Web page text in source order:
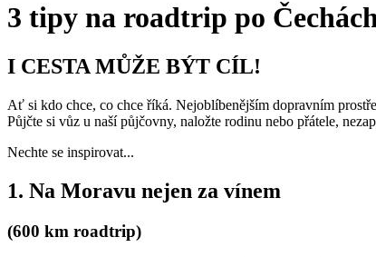
3 tipy na roadtrip po
I CESTA MŮŽE BÝT CÍL!
Ať si kdo chce, co chce říká. Nejoblíbenějším dopravním
Půjčte si vůz u naší půjčovny, naložte rodinu nebo přátele,
Nechte se inspirovat...
1. Na Moravu nejen za vínem
(600 km roadtrip)